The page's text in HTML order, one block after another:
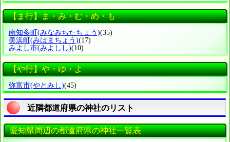
【ま行】ま・み・む・め・も
南知多町 (みなみちたちょう)(35)
美浜町 (みはまちょう)(17)
みよし市(みよしし)(10)
【や行】や・ゆ・よ
弥富市(やとみし)(45)
近隣都道府県の神社のリスト
愛知県周辺の都道府県の神社一覧表